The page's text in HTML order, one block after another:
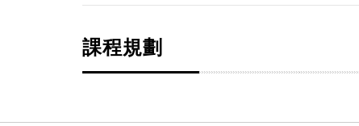
課程規劃